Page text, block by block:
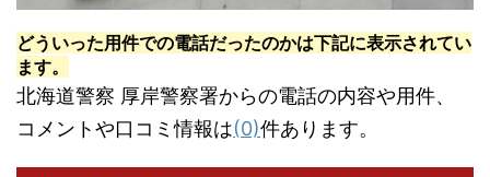
どういった用件での電話だったのかは下記に表示されてい
ます。
北海道警察 厚岸警察署からの電話の内容や用件、
コメントや口コミ情報は(0)件あります。